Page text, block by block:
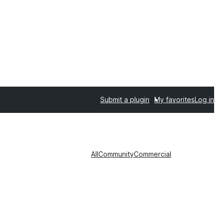
Submit a plugin My favoritesLog in
AllCommunityCommercial